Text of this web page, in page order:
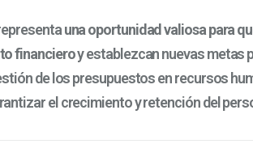
una oportunidad valiosa para
financieroy establezcan nuevas metas
de los presupuestos en recursos
el crecimiento y retención del